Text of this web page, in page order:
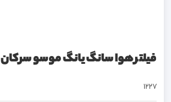
فیلتر هوا سانگ یانگ موسو سرکان 1227
1227